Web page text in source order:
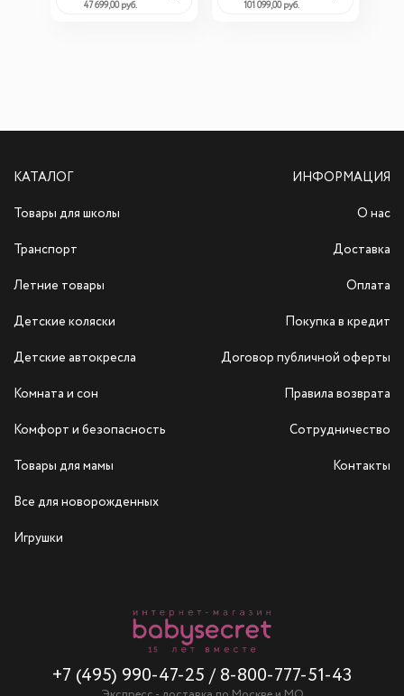
47 699,00 руб.
101 099,00 руб.
КАТАЛОГ
Товары для школы
Транспорт
Летние товары
Детские коляски
Детские автокресла
Комната и сон
Комфорт и безопасность
Товары для мамы
Все для новорожденных
Игрушки
+7 (495) 990-47-25 / 8-800-777-51-43
ИНФОРМАЦИЯ
О нас
Доставка
Оплата
Покупка в кредит
Договор публичной оферты
Правила возврата
Сотрудничество
Контакты